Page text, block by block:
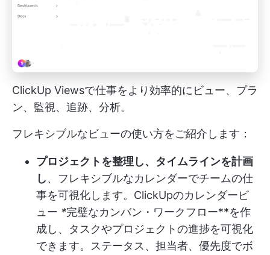
ClickUp Viewsで仕事をより効率的にビュー、プラ
ン、監視、追跡、分析。
フレキシブルなビューの使い方をご紹介します：
プロジェクトを整理し、タイムラインを計画
し、フレキシブルなカレンダーでチームの仕
事を可視化します。 ClickUpのカレンダービ
ュー *完璧なカンバン・ワークフロー**を作
成し、タスクやプロジェクトの進捗を可視化
できます。ステータス、担当者、優先度でボ